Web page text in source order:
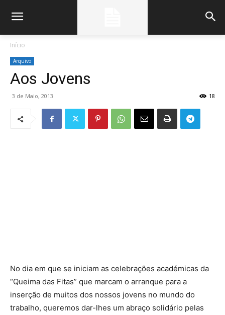
Início
Arquivo
Aos Jovens
3 de Maio, 2013 18
No dia em que se iniciam as celebrações académicas da
“Queima das Fitas” que marcam o arranque para a
inserção de muitos dos nossos jovens no mundo do
trabalho, queremos dar-lhes um abraço solidário pelas